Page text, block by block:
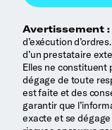
Avertissement :
d’exécution
d’un prestataire
Elles ne constituent
dégage de toute
est faite et des
garantir que
exacte et se